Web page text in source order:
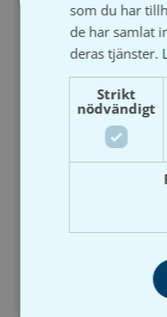
som du har
de har samlat
deras tjänster.
Strikt
nödvändigt